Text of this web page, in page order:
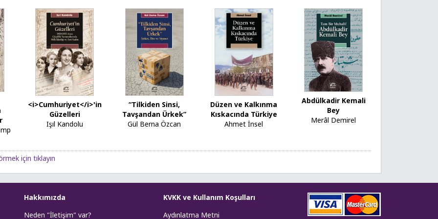
<i>Cumhuriyet</i>'in
Güzelleri
Işıl Kandolu
“Tilkiden Sinsi,
Tavşandan Ürkek”
Gül Berna Özcan
Düzen ve Kalkınma
Kıskacında Türkiye
Ahmet İnsel
Abdülkadir Kemali
Bey
Merâl Demirel
için tıklayın
Hakkımızda
Neden "İletişim" var?
KVKK ve Kullanım Koşulları
Aydınlatma Metni